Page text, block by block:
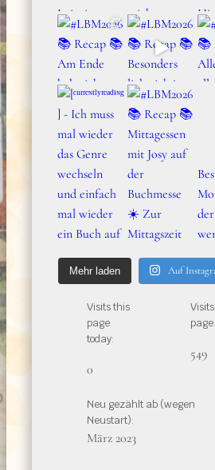
Mehr laden Auf
Visits this
page
today:
0
549
Neu gezählt ab (wegen
Neustart):
März 2023